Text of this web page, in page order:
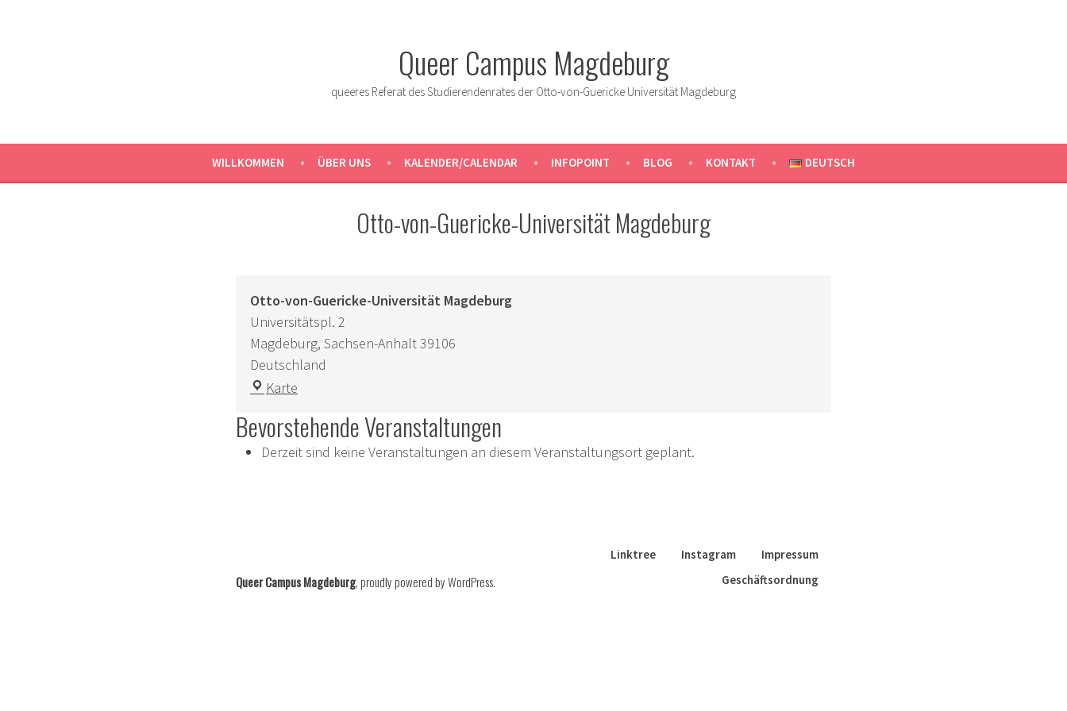
Queer Campus Magdeburg
queeres Referat des Studierendenrates der Otto-von-Guericke Universität Magdeburg
WILLKOMMEN ÜBER UNS KALENDER/CALENDAR INFOPOINT BLOG KONTAKT DEUTSCH
Otto-von-Guericke-Universität Magdeburg
Otto-von-Guericke-Universität Magdeburg
Universitätspl. 2
Magdeburg, Sachsen-Anhalt39106
Deutschland
Karte
Guericke-
Universität
Bevorstehende Veranstaltungen
Derzeit sind keine Veranstaltungen an diesem Veranstaltungsort geplant.
Linktree Instagram
Impressum
Geschäftsordnung
Queer Campus Magdeburg,proudly powered by WordPress.